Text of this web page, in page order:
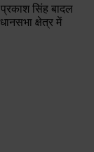
सिंह बादल
क्षेत्र में